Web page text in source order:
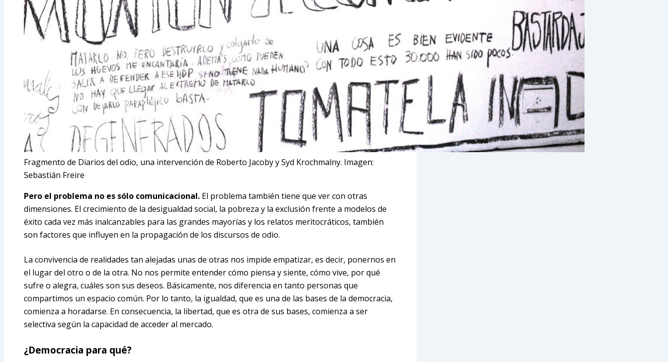
Fragmento de Diarios del odio, una intervención de Roberto Jacoby y Syd Krochmalny. Imagen:
Sebastián Freire
Pero el problema no es sólo comunicacional. El problema también tiene que ver con otras
dimensiones. El crecimiento de la desigualdad social, la pobreza y la exclusión frente a modelos de
éxito cada vez más inalcanzables para las grandes mayorías y los relatos meritocráticos, también
son factores que influyen en la propagación de los discursos de odio.
La convivencia de realidades tan alejadas unas de otras nos impide empatizar, es decir, ponernos en
el lugar del otro o de la otra. No nos permite entender cómo piensa y siente, cómo vive, por qué
sufre o alegra, cuáles son sus deseos. Básicamente, nos diferencia en tanto personas que
compartimos un espacio común. Por lo tanto, la igualdad, que es una de las bases de la democracia,
comienza a horadarse. En consecuencia, la libertad, que es otra de sus bases, comienza a ser
selectiva según la capacidad de acceder al mercado.
¿Democracia para qué?